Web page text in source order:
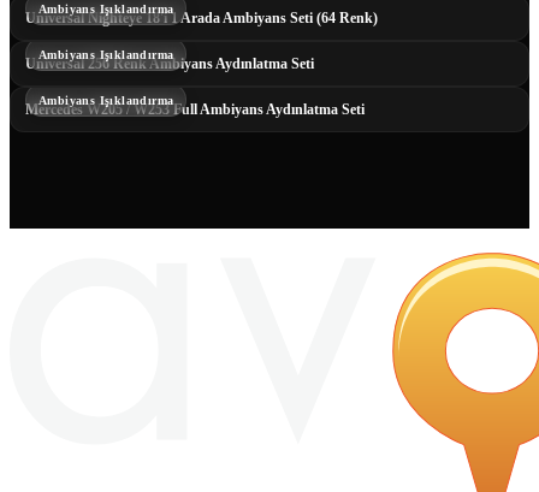
Universal Nighteye 18'i 1 Arada Ambiyans Seti (64 Renk)
Ambiyans Işıklandırma
Universal 256 Renk Ambiyans Aydınlatma Seti
Ambiyans Işıklandırma
Mercedes W205 / W253 Full Ambiyans Aydınlatma Seti
Ambiyans Işıklandırma